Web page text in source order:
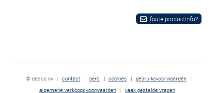
foute productinfo?
© desco nv | contact | pers | cookies | gebruiksvoorwaarden
|
algemene verkoopsvoorwaarden | vaak gestelde vragen